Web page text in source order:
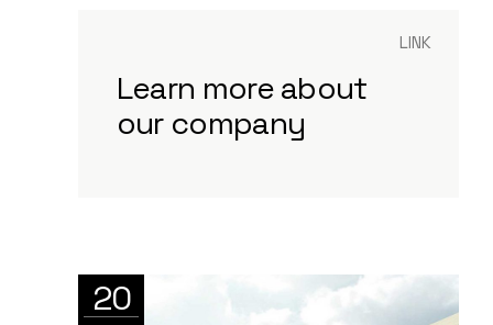
LINK
Learn more about
our company
20